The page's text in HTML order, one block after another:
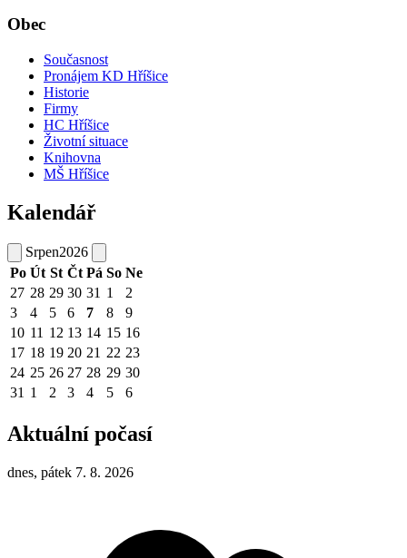
Obec
Současnost
Pronájem KD Hříšice
Historie
Firmy
HC Hříšice
Životní situace
Knihovna
MŠ Hříšice
Kalendář
Srpen2026
Po Út St Čt Pá So Ne
27 28 29 30 31 1
2
3
4 5 6 7 8
9
10 11 12 13 14 15 16
17 18 19 20 21 22 23
24 25 26 27 28 29 30
31 1 2 3 4 5 6
Aktuální počasí
dnes, pátek 7. 8. 2026